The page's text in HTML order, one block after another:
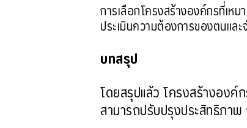
การเลือกโครงสร้างองค์กรที่เ
ประเมินความต้องการของตนแล
บทสรุป
โดยสรุปแล้ว โครงสร้างองค์
สามารถปรับปรุงประสิทธิภาพ